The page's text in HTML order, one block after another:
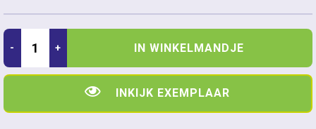
- + IN WINKELMANDJE
INKIJK EXEMPLAAR